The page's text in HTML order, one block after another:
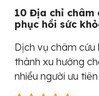
10 Địa chỉ châm
phục hồi sức
Dịch vụ châm
thành xu hướng
nhiều người ưu tiên